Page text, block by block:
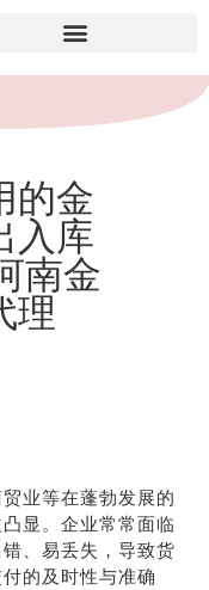
的金
入库
南金
理
业等在蓬勃发展的
显。企业常常面临
、易丢失，导致货
的及时性与准确